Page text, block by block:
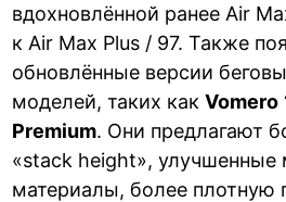
вдохновлённой ранее Air
к Air Max Plus / 97. Также
обновлённые версии
моделей, таких какVomero
Premium. Они предлагают
«stack height»,
материалы, более плотную